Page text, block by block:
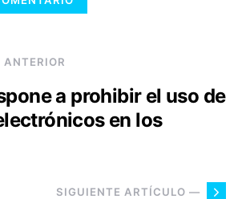
a prohibir el uso de
en los
SIGUIENTE ARTÍCULO —